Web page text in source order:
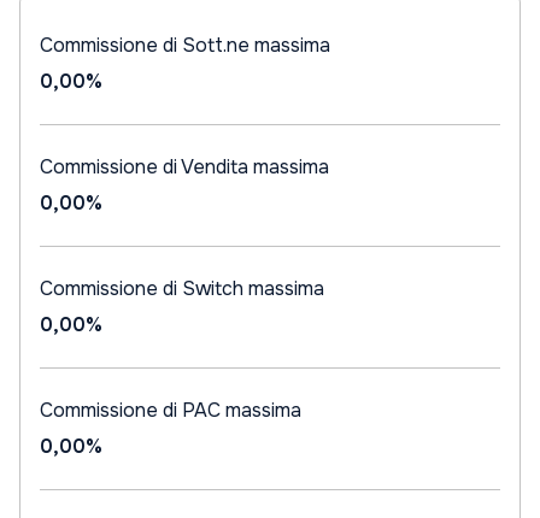
Commissione di Sott.ne massima
0,00%
Commissione di Vendita massima
0,00%
Commissione di Switch massima
0,00%
Commissione di PAC massima
0,00%